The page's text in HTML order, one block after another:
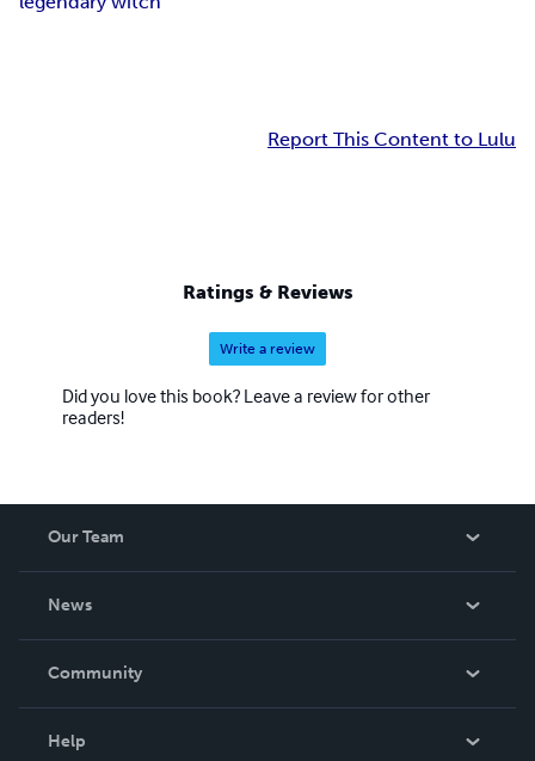
Report This Content to Lulu
Ratings & Reviews
Write a review
Did you love this book? Leave a review for other
readers!
Our Team
News
In The News
Community
Help